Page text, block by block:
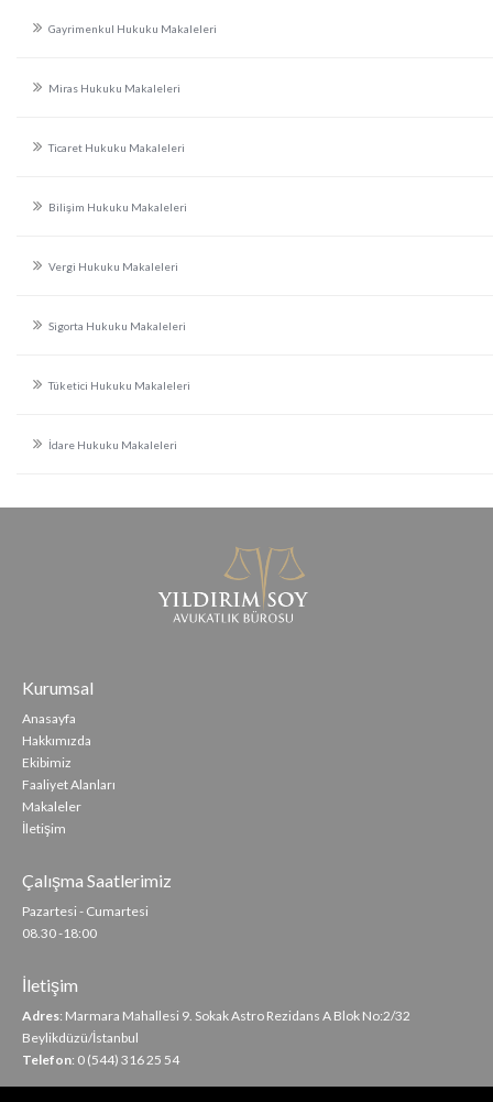
Gayrimenkul Hukuku Makaleleri
Miras Hukuku Makaleleri
Ticaret Hukuku Makaleleri
Bilişim Hukuku Makaleleri
Vergi Hukuku Makaleleri
Sigorta Hukuku Makaleleri
Tüketici Hukuku Makaleleri
İdare Hukuku Makaleleri
Kurumsal
Anasayfa
Hakkımızda
Ekibimiz
Faaliyet Alanları
Makaleler
İletişim
Çalışma Saatlerimiz
Pazartesi - Cumartesi
08.30 -18:00
İletişim
Adres: Marmara Mahallesi 9. Sokak Astro Rezidans A Blok No:2/32
Beylikdüzü/İstanbul
Telefon: 0 (544) 316 25 54